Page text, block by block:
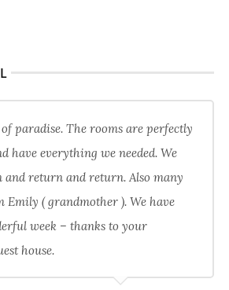
paradise. The rooms are perfectly
have everything we needed. We
and return and return. Also many
Emily ( grandmother ). We have
week – thanks to your
house.